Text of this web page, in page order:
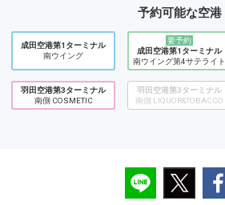
予約可能な空港
成田空港第1ターミナル
南ウイング
要予約
成田空港第1ターミナル
南ウイング第4サテライト
羽田空港第3ターミナル
南側 COSMETIC
羽田空港第3ターミナル
南側 LIQUOR&TOBACCO